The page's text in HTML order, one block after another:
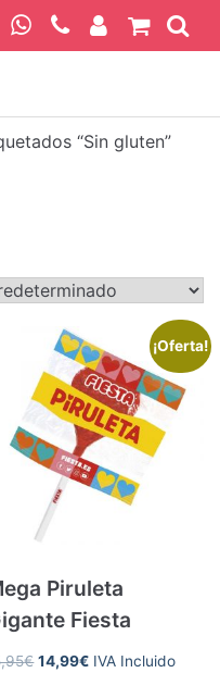
“Sin gluten”
¡Oferta!
Piruleta
Fiesta
€ El
14,99€ElIVA Incluido